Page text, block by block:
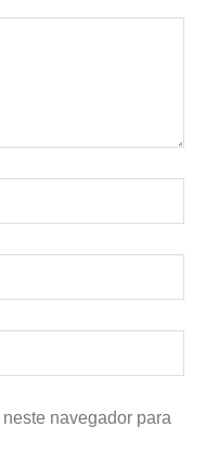
navegador para